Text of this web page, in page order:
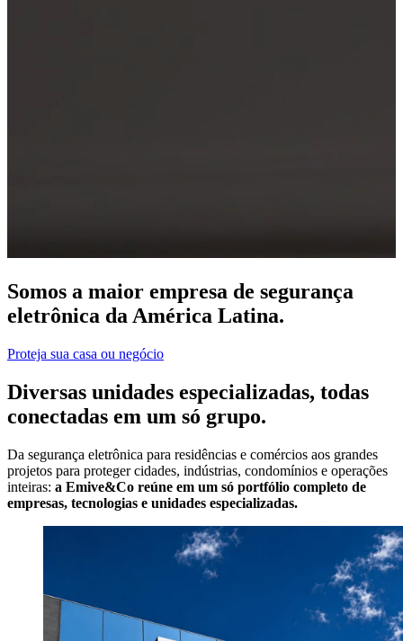
Somos a maior empresa de segurança
eletrônica da América Latina.
Proteja sua casa ou negócio
Diversas unidades especializadas, todas
conectadas em um só grupo.
Da segurança eletrônica para residências e comércios aos grandes
projetos para proteger cidades, indústrias, condomínios e operações
inteiras: a Emive&Co reúne em um só portfólio completo de
empresas, tecnologias e unidades especializadas.